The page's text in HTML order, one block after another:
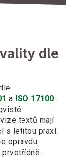
dle
a ISO 17100.
textů mají
s letitou praxí.
opravdu
prvotřídně